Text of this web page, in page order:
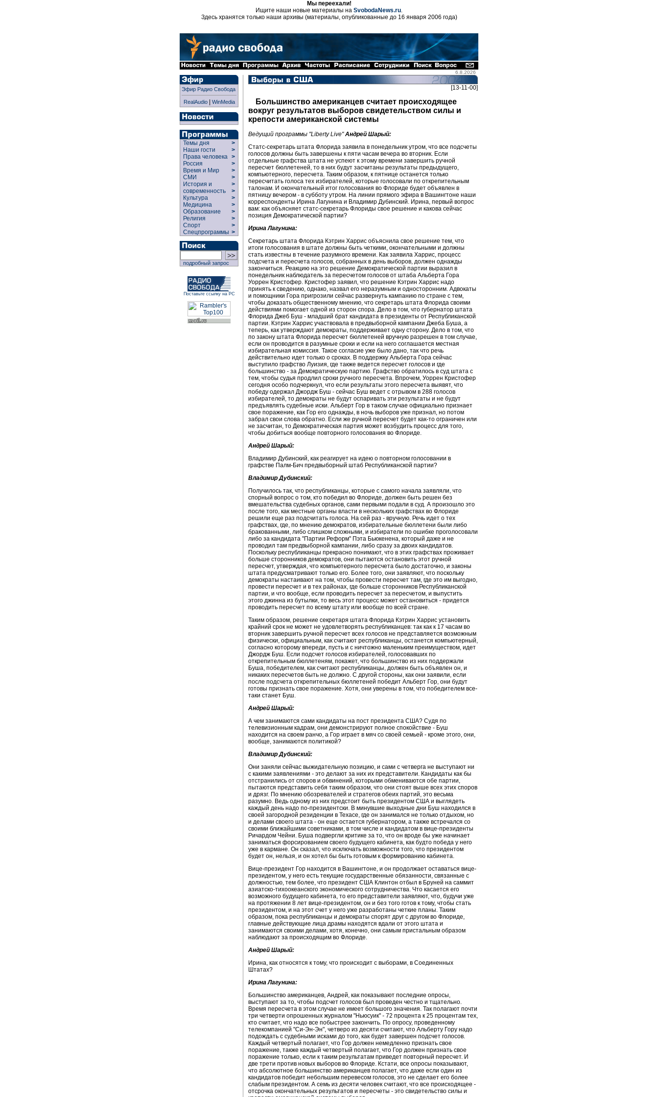
Мы переехали!
Ищите наши новые материалы на SvobodaNews.ru.
Здесь хранятся только наши архивы (материалы, опубликованные до 16 января 2006 года)
6.8.2026
Эфир Радио Свобода
RealAudio| WinMedia
Темы дня
>
Наши гости
>
Права человека >
Россия
>
Время и Мир
>
СМИ
>
История и
современность
>
>
Культура
>
Медицина
>
Образование
>
Религия
>
Спорт
>
Спецпрограммы >
подробный запрос
Поставьте ссылку на РС
[13-11-00]
Большинство американцев считает происходящее
вокруг результатов выборов свидетельством силы и
крепости американской системы
Ведущий программы "Liberty Live"Андрей Шарый:
Статс-секретарь штата Флорида заявила в понедельник утром, что все подсчеты
голосов должны быть завершены к пяти часам вечера во вторник. Если
отдельные графства штата не успеют к этому времени завершить ручной
пересчет бюллетеней, то в них будут засчитаны результаты предыдущего,
компьютерного, пересчета. Таким образом, к пятнице останется только
пересчитать голоса тех избирателей, которые голосовали по открепительным
талонам. И окончательный итог голосования во Флориде будет объявлен в
пятницу вечером - в субботу утром. На линии прямого эфира в Вашингтоне наши
корреспонденты Ирина Лагунина и Владимир Дубинский. Ирина, первый вопрос
вам: как объясняет статс-секретарь Флориды свое решение и какова сейчас
позиция Демократической партии?
Ирина Лагунина:
Секретарь штата Флорида Кэтрин Харрис объяснила свое решение тем, что
итоги голосования в штате должны быть четкими, окончательными и должны
стать известны в течение разумного времени. Как заявила Харрис, процесс
подсчета и пересчета голосов, собранных в день выборов, должен однажды
закончиться. Реакцию на это решение Демократической партии выразил в
понедельник наблюдатель за пересчетом голосов от штаба Альберта Гора
Уоррен Кристофер. Кристофер заявил, что решение Кэтрин Харрис надо
принять к сведению, однако, назвал его неразумным и односторонним. Адвокаты
и помощники Гора пригрозили сейчас развернуть кампанию по стране с тем,
чтобы доказать общественному мнению, что секретарь штата Флорида своими
действиями помогает одной из сторон спора. Дело в том, что губернатор штата
Флорида Джеб Буш - младший брат кандидата в президенты от Республиканской
партии. Кэтрин Харрис участвовала в предвыборной кампании Джеба Буша, а
теперь, как утверждают демократы, поддерживает одну сторону. Дело в том, что
по закону штата Флорида пересчет бюллетеней вручную разрешен в том случае,
если он проводится в разумные сроки и если на него соглашается местная
избирательная комиссия. Такое согласие уже было дано, так что речь
действительно идет только о сроках. В поддержку Альберта Гора сейчас
выступило графство Луизия, где также ведется пересчет голосов и где
большинство - за Демократическую партию. Графство обратилось в суд штата с
тем, чтобы судья продлил сроки ручного пересчета. Впрочем, Уоррен Кристофер
сегодня особо подчеркнул, что если результаты этого пересчета выявят, что
победу одержал Джордж Буш - сейчас Буш ведет с отрывом в 288 голосов
избирателей, то демократы не будут оспаривать эти результаты и не будут
предъявлять судебные иски. Альберт Гор в таком случае официально признает
свое поражение, как Гор его однажды, в ночь выборов уже признал, но потом
забрал свои слова обратно. Если же ручной пересчет будет как-то ограничен или
не засчитан, то Демократическая партия может возбудить процесс для того,
чтобы добиться вообще повторного голосования во Флориде.
Андрей Шарый:
Владимир Дубинский, как реагирует на идею о повторном голосовании в
графстве Палм-Бич предвыборный штаб Республиканской партии?
Владимир Дубинский:
Получилось так, что республиканцы, которые с самого начала заявляли, что
спорный вопрос о том, кто победил во Флориде, должен быть решен без
вмешательства судебных органов, сами первыми подали в суд. А произошло это
после того, как местные органы власти в нескольких графствах во Флориде
решили еще раз подсчитать голоса. На сей раз - вручную. Речь идет о тех
графствах, где, по мнению демократов, избирательные бюллетени были либо
бракованными, либо слишком сложными, и избиратели по ошибке проголосовали
либо за кандидата "Партии Реформ" Пэта Бьюкенена, который даже и не
проводил там предвыборной кампании, либо сразу за двоих кандидатов.
Поскольку республиканцы прекрасно понимают, что в этих графствах проживает
больше сторонников демократов, они пытаются остановить этот ручной
пересчет, утверждая, что компьютерного пересчета было достаточно, и законы
штата предусматривают только его. Более того, они заявляют, что поскольку
демократы настаивают на том, чтобы провести пересчет там, где это им выгодно,
провести пересчет и в тех районах, где больше сторонников Республиканской
партии, и что вообще, если проводить пересчет за пересчетом, и выпустить
этого джинна из бутылки, то весь этот процесс может остановиться - придется
проводить пересчет по всему штату или вообще по всей стране.
Таким образом, решение секретаря штата Флорида Кэтрин Харрис установить
крайний срок не может не удовлетворять республиканцев: так как к 17 часам во
вторник завершить ручной пересчет всех голосов не представляется возможным
физически, официальным, как считают республиканцы, останется компьютерный,
согласно которому впереди, пусть и с ничтожно маленьким преимуществом, идет
Джордж Буш. Если подсчет голосов избирателей, голосовавших по
открепительным бюллетеням, покажет, что большинство из них поддержали
Буша, победителем, как считают республиканцы, должен быть объявлен он, и
никаких пересчетов быть не должно. С другой стороны, как они заявили, если
после подсчета открепительных бюллетеней победит Альберт Гор, они будут
готовы признать свое поражение. Хотя, они уверены в том, что победителем все-
таки станет Буш.
Андрей Шарый:
А чем занимаются сами кандидаты на пост президента США? Судя по
телевизионным кадрам, они демонстрируют полное спокойствие - Буш
находится на своем ранчо, а Гор играет в мяч со своей семьей - кроме этого, они,
вообще, занимаются политикой?
Владимир Дубинский:
Они заняли сейчас выжидательную позицию, и сами с четверга не выступают ни
с какими заявлениями - это делают за них их представители. Кандидаты как бы
отстранились от споров и обвинений, которыми обмениваются обе партии,
пытаются представить себя таким образом, что они стоят выше всех этих споров
и дрязг. По мнению обозревателей и стратегов обеих партий, это весьма
разумно. Ведь одному из них предстоит быть президентом США и выглядеть
каждый день надо по-президентски. В минувшие выходные дни Буш находился в
своей загородной резиденции в Техасе, где он занимался не только отдыхом, но
и делами своего штата - он еще остается губернатором, а также встречался со
своими ближайшими советниками, в том числе и кандидатом в вице-президенты
Ричардом Чейни. Буша подвергли критике за то, что он вроде бы уже начинает
заниматься форсированием своего будущего кабинета, как будто победа у него
уже в кармане. Он сказал, что исключать возможности того, что президентом
будет он, нельзя, и он хотел бы быть готовым к формированию кабинета.
Вице-президент Гор находится в Вашингтоне, и он продолжает оставаться вице-
президентом, у него есть текущие государственные обязанности, связанные с
должностью, тем более, что президент США Клинтон отбыл в Бруней на саммит
азиатско-тихоокеанского экономического сотрудничества. Что касается его
возможного будущего кабинета, то его представители заявляют, что, будучи уже
на протяжении 8 лет вице-президентом, он и без того готов к тому, чтобы стать
президентом, и на этот счет у него уже разработаны четкие планы. Таким
образом, пока республиканцы и демократы спорят друг с другом во Флориде,
главные действующие лица драмы находятся вдали от этого штата и
занимаются своими делами, хотя, конечно, они самым пристальным образом
наблюдают за происходящим во Флориде.
Андрей Шарый:
Ирина, как относятся к тому, что происходит с выборами, в Соединенных
Штатах?
Ирина Лагунина:
Большинство американцев, Андрей, как показывают последние опросы,
выступают за то, чтобы подсчет голосов был проведен честно и тщательно.
Время пересчета в этом случае не имеет большого значения. Так полагают почти
три четверти опрошенных журналом "Ньюсуик" - 72 процента к 25 процентам тех,
кто считает, что надо все побыстрее закончить. По опросу, проведенному
телекомпанией "Си-Эн-Эн", четверо из десяти считают, что Альберту Гору надо
подождать с судебными исками до того, как будет завершен подсчет голосов.
Каждый четвертый полагает, что Гор должен немедленно признать свое
поражение, также каждый четвертый полагает, что Гор должен признать свое
поражение только, если к таким результатам приведет повторный пересчет. И
две трети против новых выборов во Флориде. Кстати, все опросы показывают,
что абсолютное большинство американцев полагает, что даже если один из
кандидатов победит небольшим перевесом голосов, это не сделает его более
слабым президентом. А семь из десяти человек считают, что все происходящее -
отсрочка окончательных результатов и пересчеты - это свидетельство силы и